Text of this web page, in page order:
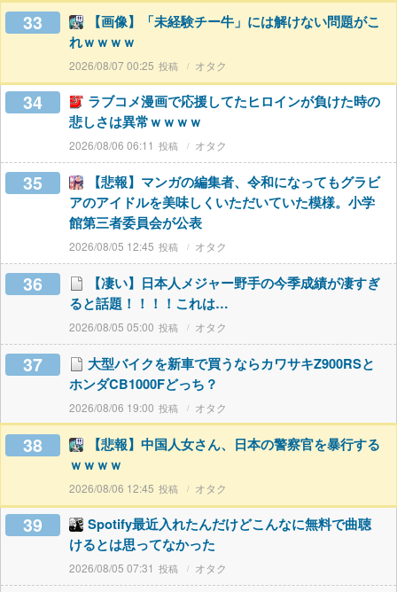
33
【画像】「未経験チー牛」には解けない問題がこ
れｗｗｗｗ
2026/08/07 00:25 オタク
34
ラブコメ漫画で応援してたヒロインが負けた時の
悲しさは異常ｗｗｗｗ
2026/08/06 06:11 オタク
35
【悲報】マンガの編集者、令和になってもグラビ
アのアイドルを美味しくいただいていた模様。小学
館第三者委員会が公表
2026/08/05 12:45 オタク
36
【凄い】日本人メジャー野手の今季成績が凄すぎ
ると話題！！！！これは…
2026/08/05 05:00 オタク
37
大型バイクを新車で買うならカワサキZ900RSと
ホンダCB1000Fどっち？
2026/08/06 19:00 オタク
38
【悲報】中国人女さん、日本の警察官を暴行する
ｗｗｗｗ
2026/08/06 12:45 オタク
39
Spotify最近入れたんだけどこんなに無料で曲聴
けるとは思ってなかった
2026/08/05 07:31 オタク